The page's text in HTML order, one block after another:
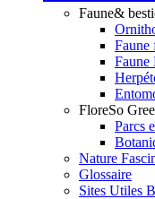
Faune&
Faune
Faune
FloreSo
Parcs
Nature
Glossaire
Sites Utiles